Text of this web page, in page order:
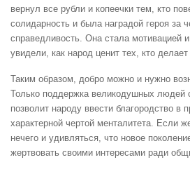
вернул все рубли и копеечки тем, кто
солидарность и была наградой героя за
справедливость. Она стала мотивацией
увидели, как народ ценит тех, кто
Таким образом, добро можно и нужно
Только поддержка великодушных людей
позволит народу ввести благородство в
характерной чертой менталитета. Если
нечего и удивляться, что новое
жертвовать своими интересами ради